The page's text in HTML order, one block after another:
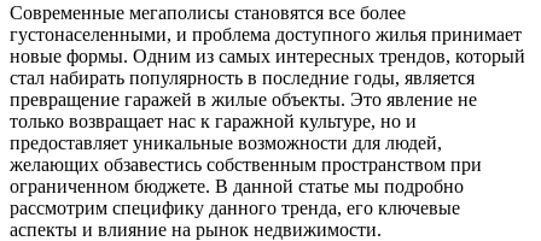
Современные мегаполисы становятся все более
густонаселенными, и проблема доступного жилья принимает
новые формы. Одним из самых интересных трендов, который
стал набирать популярность в последние годы, является
превращение гаражей в жилые объекты. Это явление не
только возвращает нас к гаражной культуре, но и
предоставляет уникальные возможности для людей,
желающих обзавестись собственным пространством при
ограниченном бюджете. В данной статье мы подробно
рассмотрим специфику данного тренда, его ключевые
аспекты и влияние на рынок недвижимости.